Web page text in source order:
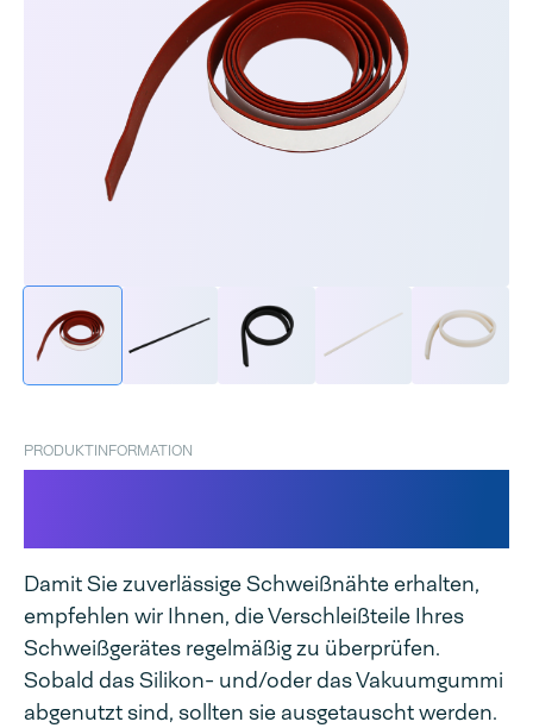
PRODUKTINFORMATION
Damit Sie zuverlässige Schweißnähte erhalten,
empfehlen wir Ihnen, die Verschleißteile Ihres
Schweißgerätes regelmäßig zu überprüfen.
Sobald das Silikon- und/oder das Vakuumgummi
abgenutzt sind, sollten sie ausgetauscht werden.